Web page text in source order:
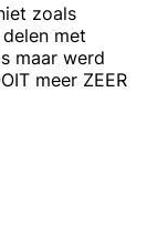
zoals
met
maar werd
meer ZEER